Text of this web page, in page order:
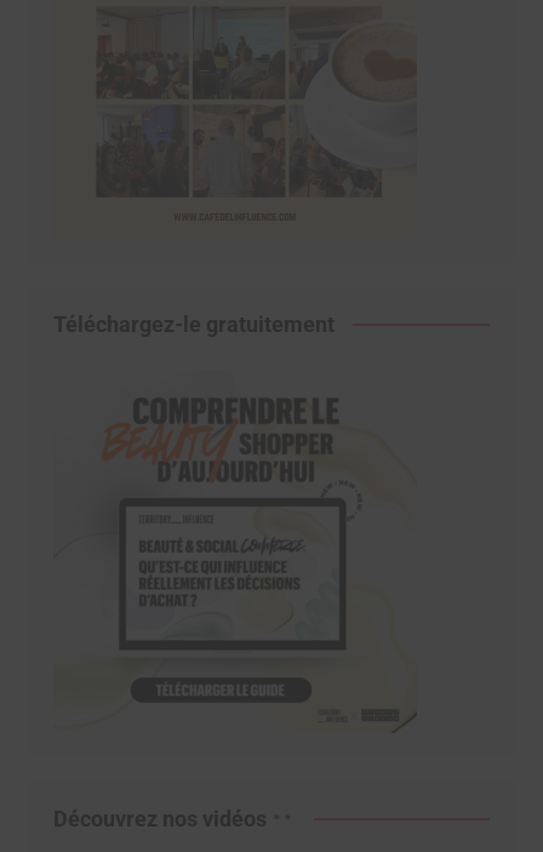
Téléchargez-le gratuitement
Découvrez nos vidéos